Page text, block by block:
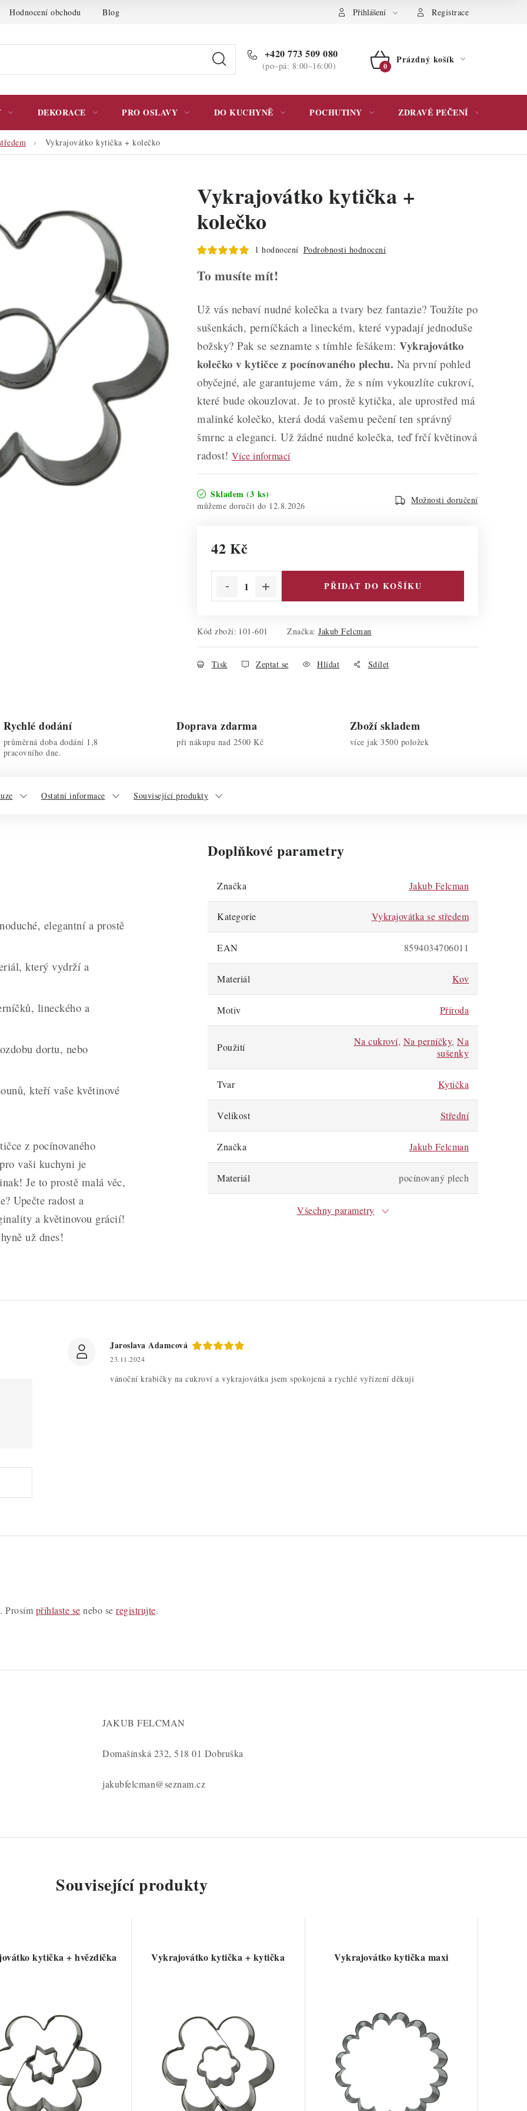
Hodnocení obchodu Blog Podmínky ochrany osobních údajů Přihlášení Registrace
+420 773 509 080
(po–pá: 8:00–16:00)
NÁKUPNÍ
Prázdný košík
DEKORACE PRO OSLAVY DO KUCHYNĚ POCHUTINY ZDRAVÉ PEČENÍ
Vykrajovátko kytička + kolečko
Vykrajovátko kytička +
kolečko
1 hodnocení Podrobnosti hodnocení
To musíte mít!
Už vás nebaví nudné kolečka a tvary bez fantazie? Toužíte po
sušenkách, perníčkách a lineckém, které vypadají jednoduše
božsky? Pak se seznamte s tímhle fešákem: Vykrajovátko
kolečko v kytičce z pocínovaného plechu. Na první pohled
obyčejné, ale garantujeme vám, že s ním vykouzlíte cukroví,
které bude okouzlovat. Je to prostě kytička, ale uprostřed má
malinké kolečko, která dodá vašemu pečení ten správný
šmrnc a eleganci. Už žádné nudné kolečka, teď frčí květinová
radost! Více informací
Skladem (3 ks)
12.8.2026
Možnosti doručení
42 Kč
PŘIDAT DO KOŠÍKU
Kód zboží: 101-601 Značka: Jakub Felcman
Tisk Zeptat se Hlídat Sdílet
Rychlé dodání
průměrná doba dodání 1,8
pracovního dne.
Doprava zdarma
při nákupu nad 2500 Kč
Zboží skladem
více jak 3500 položek
Ostatní informace Související produkty
elegantní a prostě
který vydrží a
lineckého a
dortu, nebo
kteří vaše květinové
z pocínovaného
vaši kuchyni je
Je to prostě malá věc,
Upečte radost a
a květinovou grácií!
už dnes!
Doplňkové parametry
Značka Jakub Felcman
Kategorie Vykrajovátka se středem
EAN 8594034706011
Materiál Kov
Motiv Příroda
Použití Na cukroví, Na perníčky, Na
sušenky
Tvar Kytička
Velikost Střední
Značka Jakub Felcman
Materiál pocínovaný plech
Všechny parametry
Jaroslava Adamcová
23.11.2024
vánoční krabičky na cukroví a vykrajovátka jsem spokojená a rychlé vyřízení děkuji
Prosím přihlaste se nebo se registrujte.
JAKUB FELCMAN
Domašínská 232, 518 01 Dobruška
jakubfelcman@seznam.cz
Související produkty
kytička + hvězdička Vykrajovátko kytička + kytička Vykrajovátko kytička maxi